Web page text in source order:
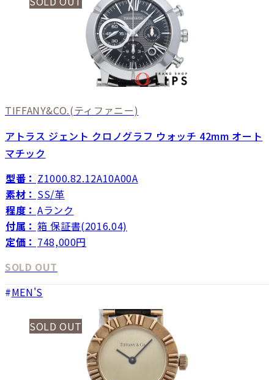
TIFFANY&CO.(ティファニー)
アトラス ジェント クロノグラフ ウォッチ 42mm オート
マチック
型番： Z1000.82.12A10A00A
素材： SS/革
程度： Aランク
付属： 箱 保証書(2016.04)
定価： 748,000円
SOLD OUT
MEN'S
SOLD OUT